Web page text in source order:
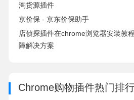
淘货源插件
京价保 - 京东价保助手
店侦探插件在chrome浏览器安装教
障解决方案
Chrome购物插件热门排